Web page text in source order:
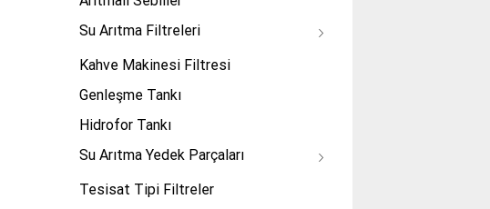
Su Arıtma Filtreleri
Kahve Makinesi Filtresi
Genleşme Tankı
Hidrofor Tankı
Su Arıtma Yedek Parçaları
Tesisat Tipi Filtreler